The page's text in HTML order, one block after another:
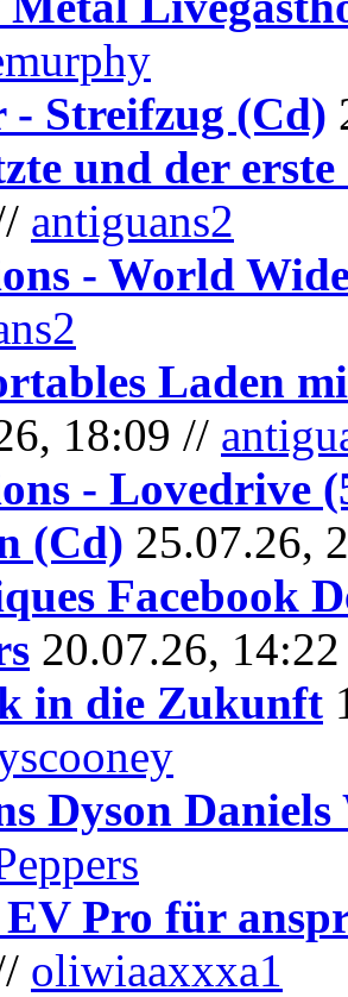
- Streifzug (Cd)
und der erste
antiguans2
- World
Laden
18:09 //
- Lovedrive
(Cd) 25.07.26,
Facebook
20.07.26,
in die Zukunft
Dyson
Pro für
oliwiaaxxxa1